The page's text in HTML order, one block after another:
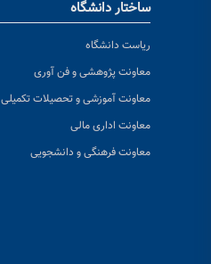
ساختار دانشگاه
ریاست دانشگاه
معاونت پژوهشی و فن آوری
معاونت آموزشی و تحصیلات تکمیلی
معاونت اداری مالی
معاونت فرهنگی و دانشجویی